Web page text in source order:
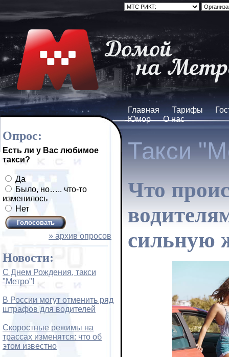
Главная Тарифы
Юмор
О нас
Опрос:
Есть ли у Вас любимое
такси?
Да
Было, но….. что-то
изменилось
Нет
» архив опросов
Новости:
С Днем Рождения, такси
"Метро"!
В России могут отменить ряд
штрафов для водителей
Скоростные режимы на
трассах изменятся: что об
этом известно
Такси
Что
сильную